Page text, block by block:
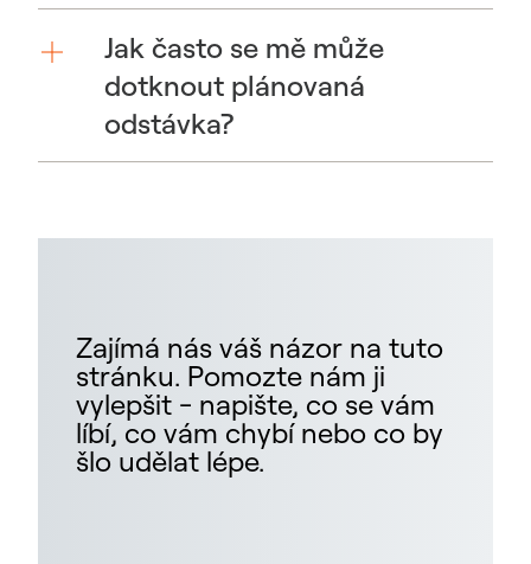
Jak často se mě může
dotknout plánovaná
odstávka?
Zajímá nás váš názor na tuto
stránku. Pomozte nám ji
vylepšit - napište, co se vám
líbí, co vám chybí nebo co by
šlo udělat lépe.